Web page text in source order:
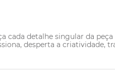
cada detalhe singular da
desperta a criatividade,